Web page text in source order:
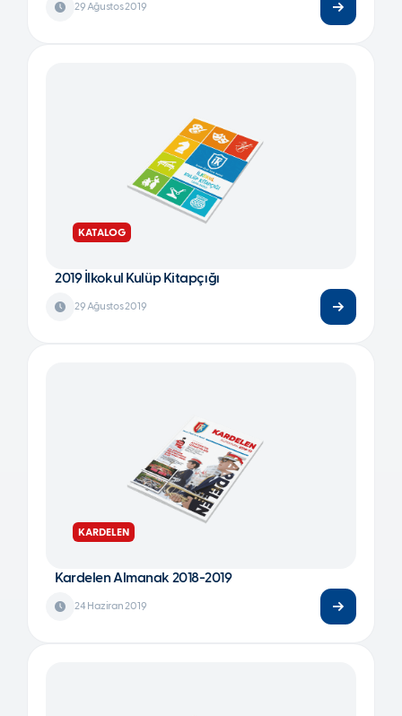
29 Ağustos 2019
KATALOG
2019 İlkokul Kulüp Kitapçığı
29 Ağustos 2019
KARDELEN
Kardelen Almanak 2018-2019
24 Haziran 2019